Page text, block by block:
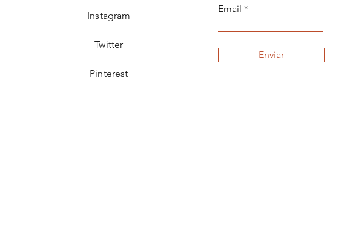
Instagram
Twitter
Pinterest
Email
Enviar